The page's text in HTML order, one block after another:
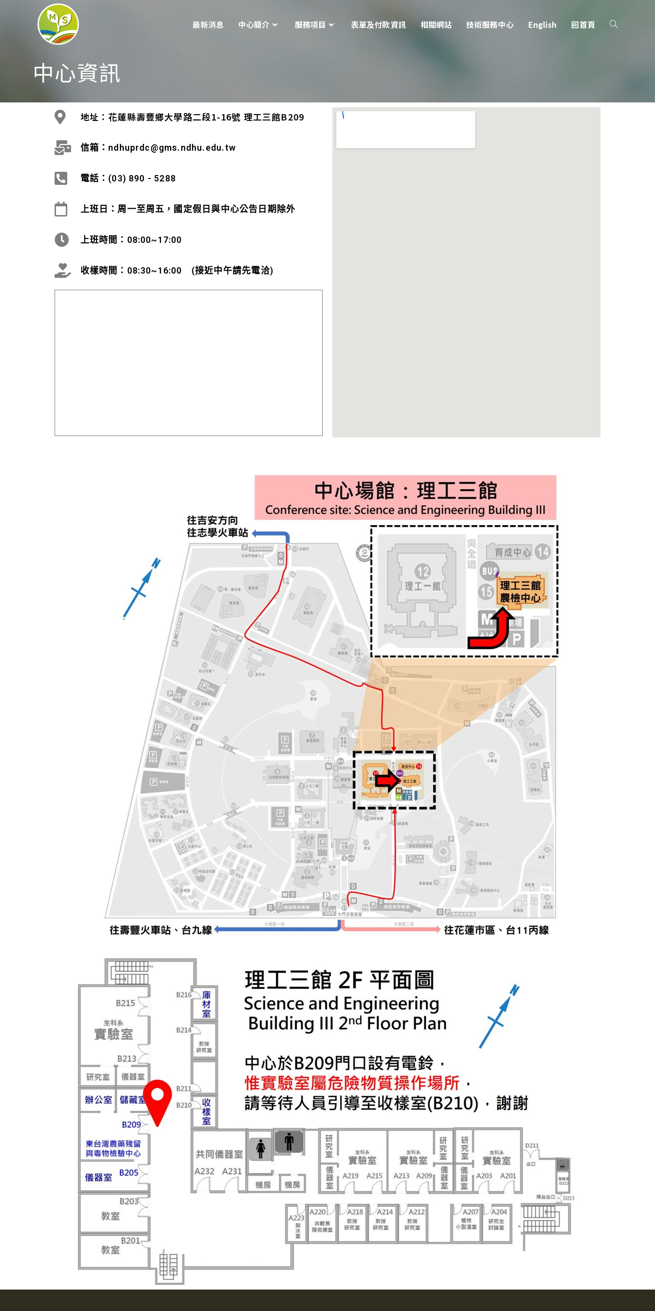
最新消息 中心簡介 服務項目 表單及付款資訊 相關網站 技術服務中心 English 回首頁
中心資訊
地址：花蓮縣壽豐鄉大學路二段1-16號 理工三館B209
信箱：ndhuprdc@gms.ndhu.edu.tw
電話：(03) 890 - 5288
上班日：周一至周五，國定假日與中心公告日期除外
上班時間：08:00~17:00
收樣時間：08:30~16:00 (接近中午請先電洽)